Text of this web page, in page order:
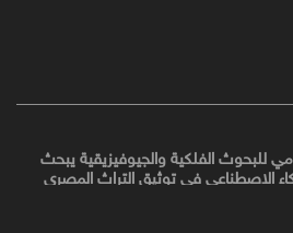
للبحوث الفلكية والجيوفيزيقية يبحث
الاصطناعي في توثيق التراث المصري